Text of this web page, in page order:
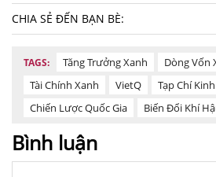
CHIA SẺ ĐẾN BẠN BÈ:
TAGS: Tăng Trưởng Xanh
Dòng Vốn
Tài Chính Xanh
VietQ
Tạp Chí
Chiến Lược Quốc Gia
Biến Đổi Khí
Bình luận